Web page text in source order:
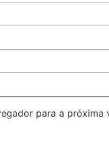
para a próxima